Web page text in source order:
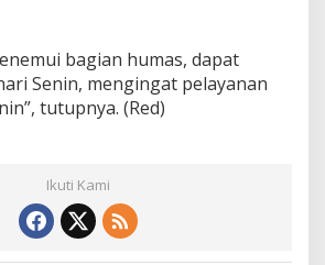
bagian humas, dapat
Senin, mengingat pelayanan
tutupnya. (Red)
Ikuti Kami